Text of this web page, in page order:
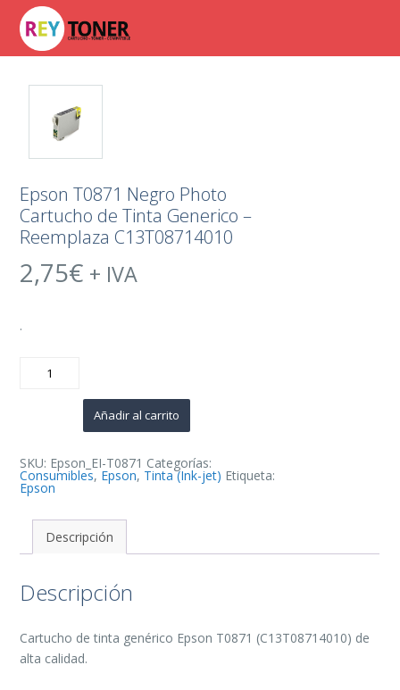
Epson T0871 Negro Photo
Cartucho de Tinta Generico –
Reemplaza C13T08714010
2,75€ + IVA
.
T0871
-
Reemplaza
C13T08714010
cantidad
Añadir al carrito
SKU: Epson_EI-T0871 Categorías:
Consumibles, Epson, Tinta (Ink-jet) Etiqueta:
Epson
Descripción
Descripción
Cartucho de tinta genérico Epson T0871 (C13T08714010) de
alta calidad.